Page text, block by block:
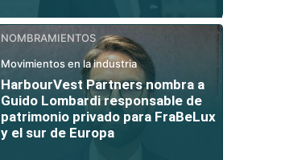
NOMBRAMIENTOS
Movimientos en la industria
HarbourVest Partners nombra a
Guido Lombardi responsable de
patrimonio privado para FraBeLux
y el sur de Europa